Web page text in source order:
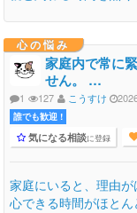
心の悩み
家庭内で常に
せん。 …
1 127 こうすけ
誰でも歓迎 !
気になる相談に登録
家庭にいると、理由
心できる時間がほと